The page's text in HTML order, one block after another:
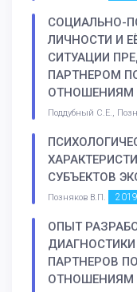
СОЦИАЛЬНО-
ЛИЧНОСТИ И
СИТУАЦИИ
ПАРТНЕРОМ
ОТНОШЕНИЯМ
Поддубный С.Е.,
СУБЪЕКТОВ
Позняков В.П. 2019
ОПЫТ
ПАРТНЕРОВ
ОТНОШЕНИЯМ